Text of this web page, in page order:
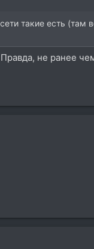
такие есть (там
не ранее